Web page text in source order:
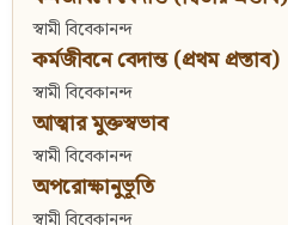
স্বামী বিবেকানন্দ
কর্মজীবনে বেদান্ত (প্রথম প্রস্তাব)
স্বামী বিবেকানন্দ
আত্মার মুক্তস্বভাব
স্বামী বিবেকানন্দ
অপরোক্ষানুভূতি
স্বামী বিবেকানন্দ